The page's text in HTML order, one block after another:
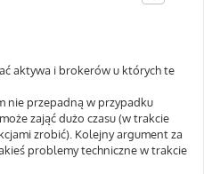
aktywa i brokerów u których te
nie przepadną w przypadku
zająć dużo czasu (w trakcie
zrobić). Kolejny argument za
problemy techniczne w trakcie